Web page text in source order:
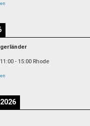
11:00 - 15:00 Rhode